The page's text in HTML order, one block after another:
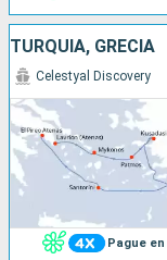
TURQUÍA, GRECIA
Pague en
Celestyal Discovery